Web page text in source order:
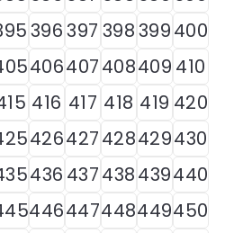
396397 398399400
406407408409 410
416 417 418 419 420
426427428429430
436 437438439440
446447448449450